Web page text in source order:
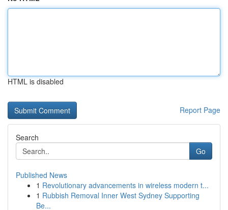
HTML is disabled
Report Page
Search
Go
Published News
1 Revolutionary advancements in wireless modern t...
1 Rubbish Removal Inner West Sydney Supporting
Be...